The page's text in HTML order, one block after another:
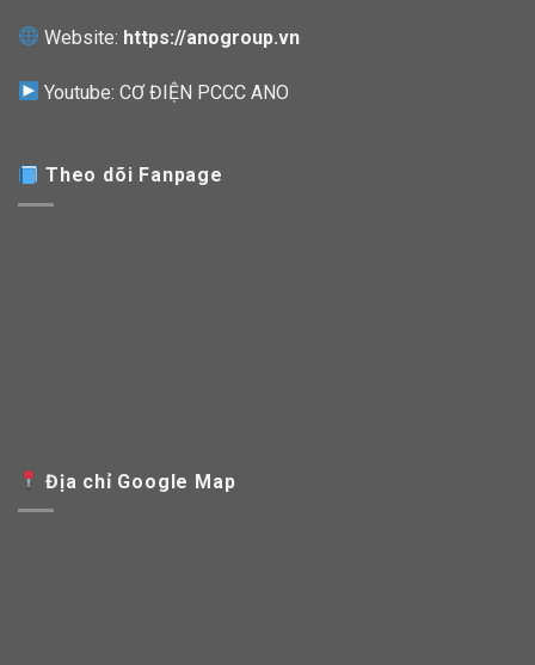
Website: https://anogroup.vn
Youtube:CƠ ĐIỆN PCCC ANO
Theo dõi Fanpage
Địa chỉ Google Map